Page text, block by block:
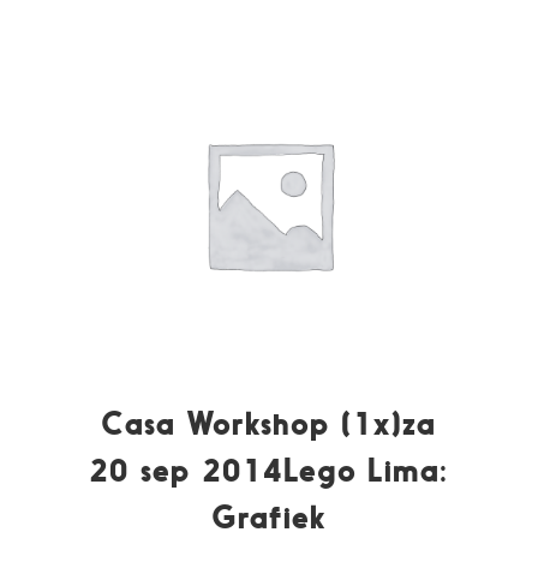
Casa Workshop (1x)za
20 sep 2014Lego Lima:
Grafiek